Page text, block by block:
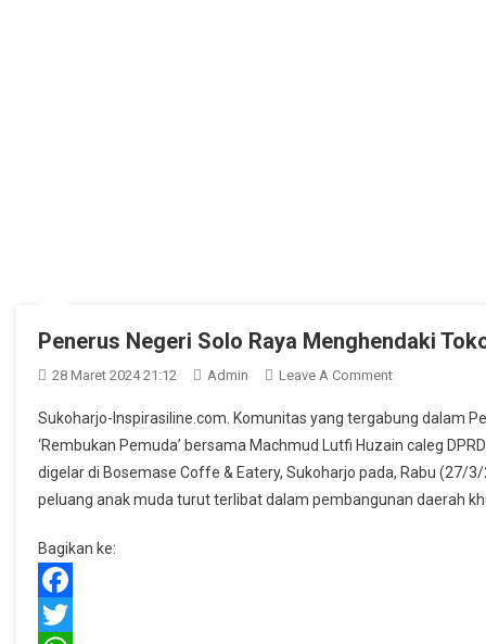
Penerus Negeri Solo Raya Menghendaki
28 Maret 2024 21:12 Admin Leave A CommentOn
Negeri
Solo
Raya
Menghendaki
Sukoharjo-Inspirasiline.com. Komunitas yang tergabung dalam
‘Rembukan Pemuda’ bersama Machmud Lutfi Huzain caleg
digelar di Bosemase Coffe & Eatery, Sukoharjo pada, Rabu (27/
peluang anak muda turut terlibat dalam pembangunan daerah
Bagikan ke:
Facebook